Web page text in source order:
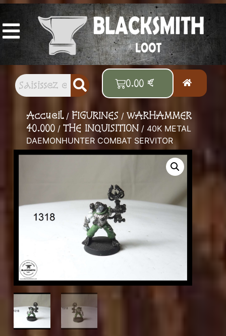
Vos figurines et accessoires Old School
préférés
0.00 €
Accueil/ FIGURINES /WARHAMMER
40.000 /THE INQUISITION / 40K METAL
DAEMONHUNTER COMBAT SERVITOR